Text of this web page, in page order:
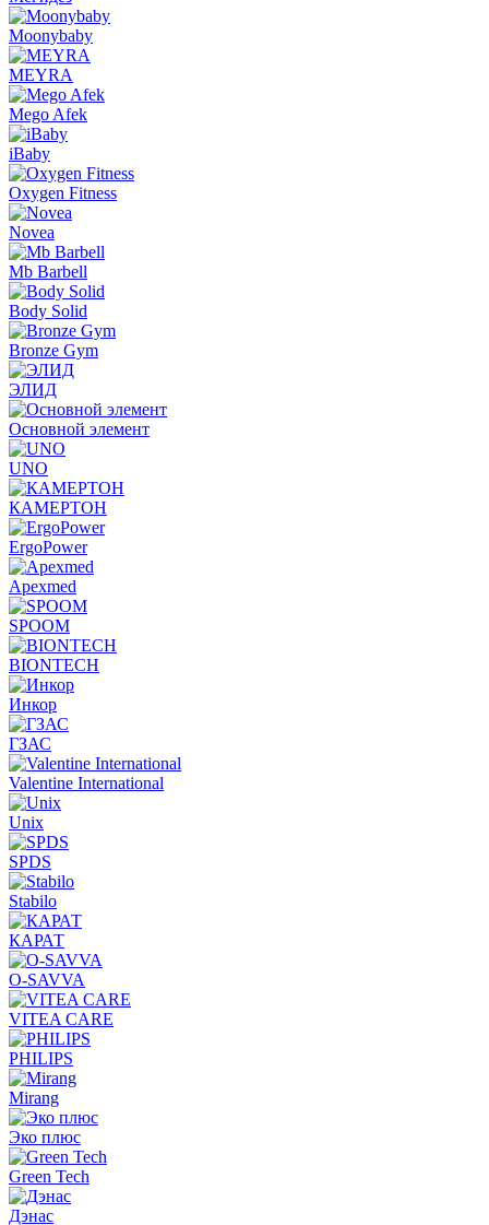
Moonybaby
MEYRA
Mego Afek
iBaby
Oxygen Fitness
Novea
Mb Barbell
Body Solid
Bronze Gym
ЭЛИД
Основной элемент
UNO
КАМЕРТОН
ErgoPower
Apexmed
SPOOM
BIONTECH
Инкор
ГЗАС
Valentine International
Unix
SPDS
Stabilo
КАРАТ
O-SAVVA
VITEA CARE
PHILIPS
Mirang
Эко плюс
Green Tech
Дэнас